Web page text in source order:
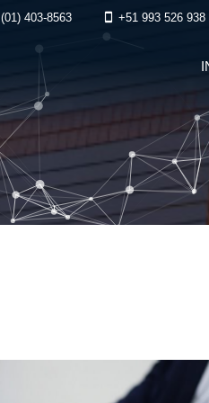
(01) 403-8563 +51 993 526 938